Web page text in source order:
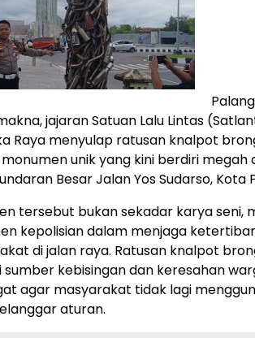
jajaran Satuan Lalu Lintas
Raya menyulap ratusan knalpot
unik yang kini berdiri megah
Besar Jalan Yos Sudarso, Kota
tersebut bukan sekadar karya seni,
kepolisian dalam menjaga
di jalan raya. Ratusan knalpot
sumber kebisingan dan keresahan
agar masyarakat tidak lagi
aturan.